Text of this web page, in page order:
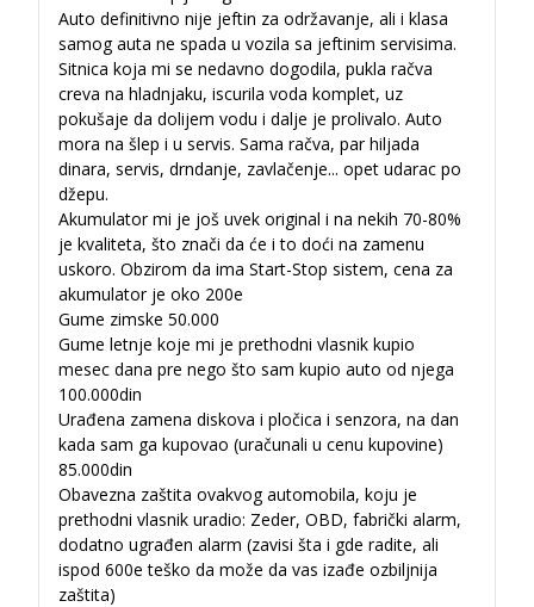
Auto definitivno nije jeftin za održavanje, ali i klasa
samog auta ne spada u vozila sa jeftinim servisima.
Sitnica koja mi se nedavno dogodila, pukla račva
creva na hladnjaku, iscurila voda komplet, uz
pokušaje da dolijem vodu i dalje je prolivalo. Auto
mora na šlep i u servis. Sama račva, par hiljada
dinara, servis, drndanje, zavlačenje... opet udarac po
džepu.
Akumulator mi je još uvek original i na nekih 70-80%
je kvaliteta, što znači da će i to doći na zamenu
uskoro. Obzirom da ima Start-Stop sistem, cena za
akumulator je oko 200e
Gume zimske 50.000
Gume letnje koje mi je prethodni vlasnik kupio
mesec dana pre nego što sam kupio auto od njega
100.000din
Urađena zamena diskova i pločica i senzora, na dan
kada sam ga kupovao (uračunali u cenu kupovine)
85.000din
Obavezna zaštita ovakvog automobila, koju je
prethodni vlasnik uradio: Zeder, OBD, fabrički alarm,
dodatno ugrađen alarm (zavisi šta i gde radite, ali
ispod 600e teško da može da vas izađe ozbiljnija
zaštita)